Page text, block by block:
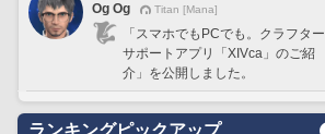
Og Og
Titan [Mana]
「スマホでもPCでも。クラフター
サポートアプリ「XIVca」のご紹
介」を公開しました。
ランキングピックアップ